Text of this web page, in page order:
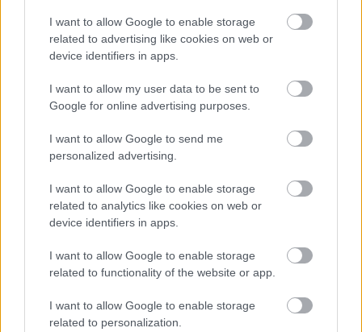
I want to allow Google to enable storage
related to advertising like cookies on web or
device identifiers in apps.
I want to allow my user data to be sent to
Google for online advertising purposes.
I want to allow Google to send me
personalized advertising.
I want to allow Google to enable storage
related to analytics like cookies on web or
device identifiers in apps.
I want to allow Google to enable storage
related to functionality of the website or app.
I want to allow Google to enable storage
related to personalization.
Nya Ullevi, Göteborg
2026-08-08 17:00
Manchester United
ELŐZŐ MÉRKŐZÉSEK
Támogatás
Támogasd adományoddal
a ManUtdFanatics.hu működését!